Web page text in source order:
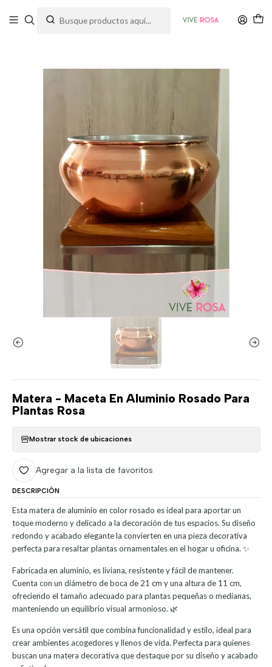
Matera - Maceta En Aluminio Rosado Para
Plantas Rosa
Mostrar stock de ubicaciones
Agregar a la lista de favoritos
DESCRIPCIÓN
Esta matera de aluminio en color rosado es ideal para aportar un
toque moderno y delicado a la decoración de tus espacios. Su diseño
redondo y acabado elegante la convierten en una pieza decorativa
perfecta para resaltar plantas ornamentales en el hogar u oficina. ✨
Fabricada en aluminio, es liviana, resistente y fácil de mantener.
Cuenta con un diámetro de boca de 21 cm y una altura de 11 cm,
ofreciendo el tamaño adecuado para plantas pequeñas o medianas,
manteniendo un equilibrio visual armonioso. 🌿
Es una opción versátil que combina funcionalidad y estilo, ideal para
crear ambientes acogedores y llenos de vida. Perfecta para quienes
buscan una matera decorativa que destaque por su diseño y acabado